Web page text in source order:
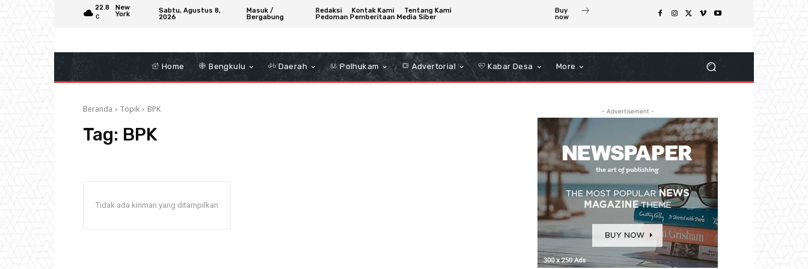
22.8
C
New
York
Sabtu, Agustus 8,
2026
Masuk /
Bergabung
Redaksi Kontak Kami
Tentang Kami
Pedoman Pemberitaan Media Siber
Buy
now
Home Bengkulu Daerah Polhukam Advertorial Kabar Desa More
Beranda Topik BPK
Tag: BPK
Tidak ada kiriman yang ditampilkan
- Advertisement -